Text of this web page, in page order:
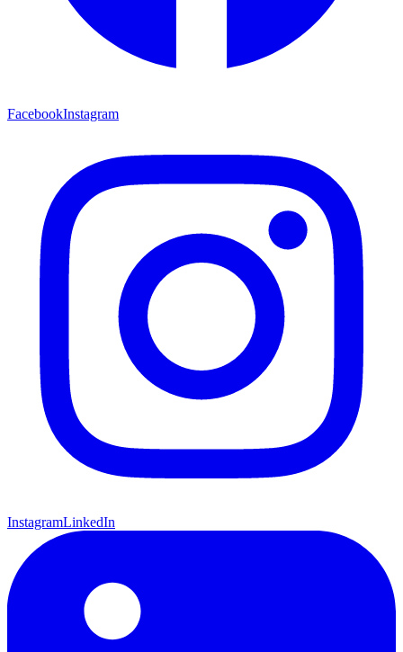
FacebookInstagram
InstagramLinkedIn